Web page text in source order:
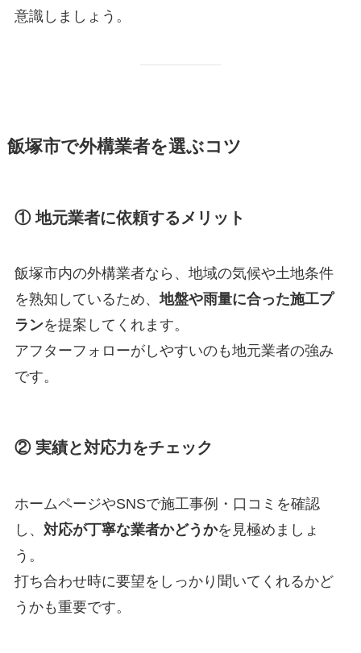
意識しましょう。
飯塚市で外構業者を選ぶコツ
① 地元業者に依頼するメリット
飯塚市内の外構業者なら、地域の気候や土地条件
を熟知しているため、地盤や雨量に合った施工プ
ランを提案してくれます。
アフターフォローがしやすいのも地元業者の強み
です。
② 実績と対応力をチェック
ホームページやSNSで施工事例・口コミを確認
し、 対応が丁寧な業者かどうかを見極めましょ
う。
打ち合わせ時に要望をしっかり聞いてくれるかど
うかも重要です。